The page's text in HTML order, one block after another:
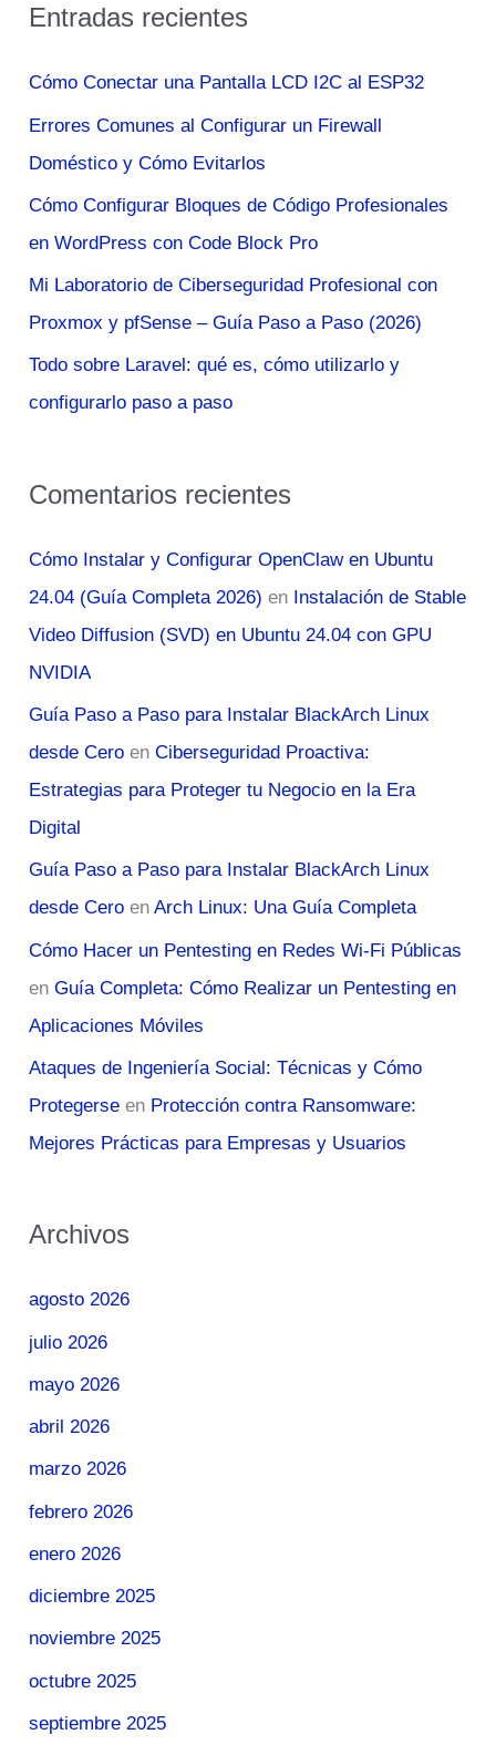
c
p
o
r
:
Entradas recientes
Cómo Conectar una Pantalla LCD I2C al ESP32
Errores Comunes al Configurar un Firewall
Doméstico y Cómo Evitarlos
Cómo Configurar Bloques de Código Profesionales
en WordPress con Code Block Pro
Mi Laboratorio de Ciberseguridad Profesional con
Proxmox y pfSense – Guía Paso a Paso (2026)
Todo sobre Laravel: qué es, cómo utilizarlo y
configurarlo paso a paso
Comentarios recientes
Cómo Instalar y Configurar OpenClaw en Ubuntu
24.04 (Guía Completa 2026) en Instalación de Stable
Video Diffusion (SVD) en Ubuntu 24.04 con GPU
NVIDIA
Guía Paso a Paso para Instalar BlackArch Linux
desde Cero enCiberseguridad Proactiva:
Estrategias para Proteger tu Negocio en la Era
Digital
Guía Paso a Paso para Instalar BlackArch Linux
desde Cero enArch Linux: Una Guía Completa
Cómo Hacer un Pentesting en Redes Wi-Fi Públicas
enGuía Completa: Cómo Realizar un Pentesting en
Aplicaciones Móviles
Ataques de Ingeniería Social: Técnicas y Cómo
Protegerse en Protección contra Ransomware:
Mejores Prácticas para Empresas y Usuarios
Archivos
agosto 2026
julio 2026
mayo 2026
abril 2026
marzo 2026
febrero 2026
enero 2026
diciembre 2025
noviembre 2025
octubre 2025
septiembre 2025